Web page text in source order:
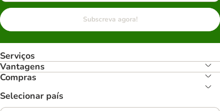
Subscreva agora!
Serviços
Vantagens
Compras
Selecionar país